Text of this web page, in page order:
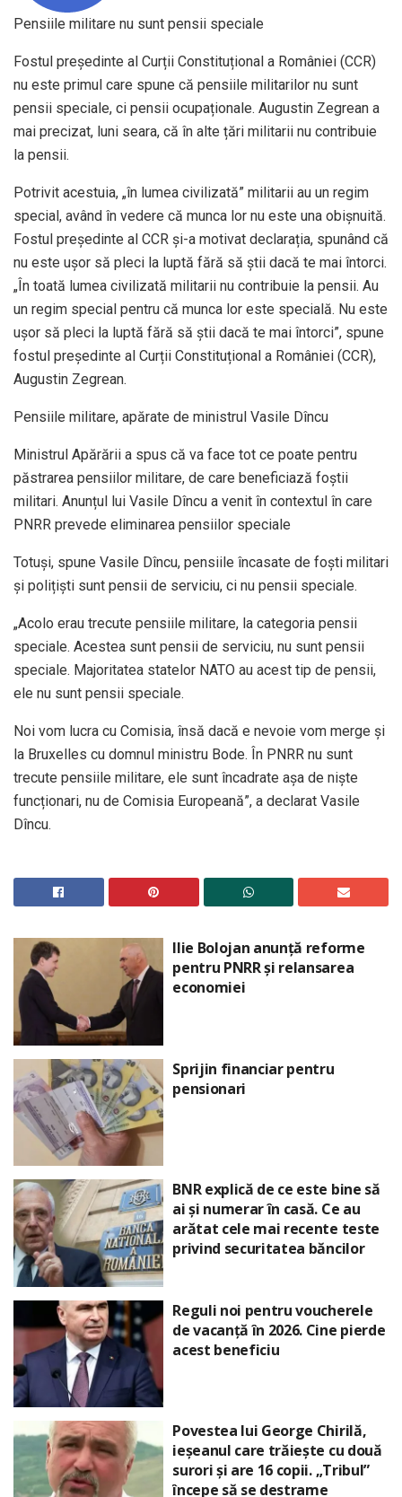
Pensiile militare nu sunt pensii speciale
Fostul președinte al Curții Constituțional a României (CCR)
nu este primul care spune că pensiile militarilor nu sunt
pensii speciale, ci pensii ocupaționale. Augustin Zegrean a
mai precizat, luni seara, că în alte țări militarii nu contribuie
la pensii.
Potrivit acestuia, „în lumea civilizată” militarii au un regim
special, având în vedere că munca lor nu este una obișnuită.
Fostul președinte al CCR și-a motivat declarația, spunând că
nu este ușor să pleci la luptă fără să știi dacă te mai întorci.
„În toată lumea civilizată militarii nu contribuie la pensii. Au
un regim special pentru că munca lor este specială. Nu este
ușor să pleci la luptă fără să știi dacă te mai întorci”, spune
fostul președinte al Curții Constituțional a României (CCR),
Augustin Zegrean.
Pensiile militare, apărate de ministrul Vasile Dîncu
Ministrul Apărării a spus că va face tot ce poate pentru
păstrarea pensiilor militare, de care beneficiază foștii
militari. Anunțul lui Vasile Dîncu a venit în contextul în care
PNRR prevede eliminarea pensiilor speciale
Totuși, spune Vasile Dîncu, pensiile încasate de foști militari
și polițiști sunt pensii de serviciu, ci nu pensii speciale.
„Acolo erau trecute pensiile militare, la categoria pensii
speciale. Acestea sunt pensii de serviciu, nu sunt pensii
speciale. Majoritatea statelor NATO au acest tip de pensii,
ele nu sunt pensii speciale.
Noi vom lucra cu Comisia, însă dacă e nevoie vom merge și
la Bruxelles cu domnul ministru Bode. În PNRR nu sunt
trecute pensiile militare, ele sunt încadrate așa de niște
funcționari, nu de Comisia Europeană”, a declarat Vasile
Dîncu.
Ilie Bolojan anunță reforme
pentru PNRR și relansarea
economiei
Sprijin financiar pentru
pensionari
BNR explică de ce este bine să
ai și numerar în casă. Ce au
arătat cele mai recente teste
privind securitatea băncilor
Reguli noi pentru voucherele
de vacanță în 2026. Cine pierde
acest beneficiu
Povestea lui George Chirilă,
ieșeanul care trăiește cu două
surori și are 16 copii. „Tribul”
începe să se destrame